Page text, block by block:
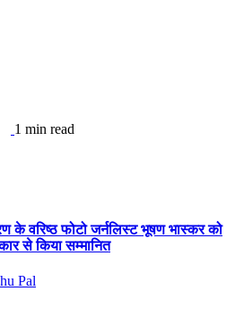
1 min read
के वरिष्ठ फोटो जर्नलिस्ट भूषण भास्कर को
से किया सम्मानित
Pal